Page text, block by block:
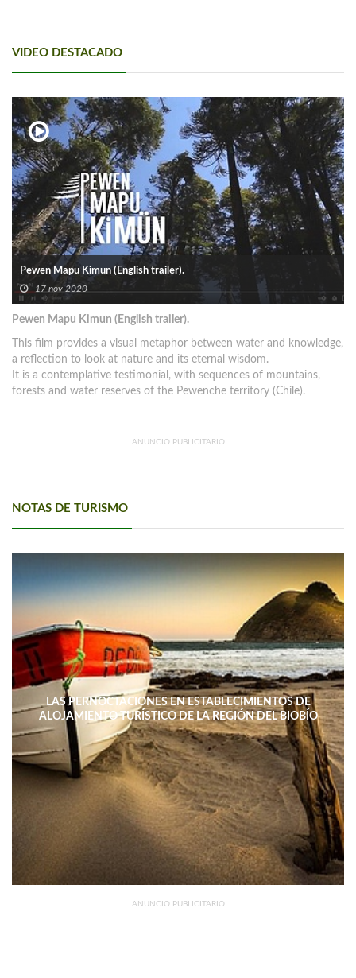
VIDEO DESTACADO
Pewen Mapu Kimun (English trailer).
17 nov 2020
Pewen Mapu Kimun (English trailer).
This film provides a visual metaphor between water and knowledge,
a reflection to look at nature and its eternal wisdom.
It is a contemplative testimonial, with sequences of mountains,
forests and water reserves of the Pewenche territory (Chile).
ANUNCIO PUBLICITARIO
NOTAS DE TURISMO
LAS PERNOCTACIONES EN ESTABLECIMIENTOS DE
ALOJAMIENTO TURÍSTICO DE LA REGIÓN DEL BIOBÍO
DISMINUYERON 15,4% INTERANUAL
ANUNCIO PUBLICITARIO